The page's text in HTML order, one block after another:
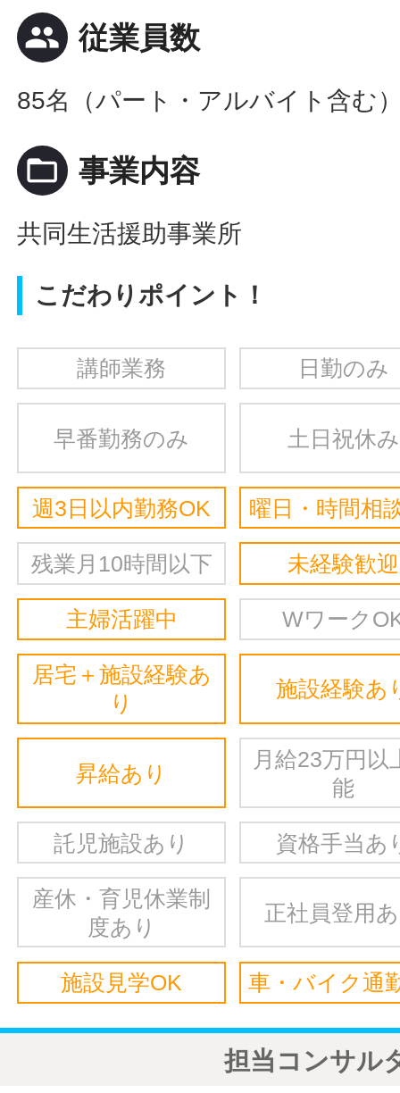
people 従業員数
85名（パート・アルバイト含む
folder_open 事業内容
共同生活援助事業所
こだわりポイント！
講師業務 日勤のみ
早番勤務のみ 土日祝休み
週3日以内勤務OK 曜日・時間相
残業月10時間以下 未経験歓迎
主婦活躍中 Wワーク
居宅＋施設経験あ
り
施設経験あ
昇給あり
月給23万円以
能
託児施設あり 資格手当あ
産休・育児休業制
度あり
正社員登用
施設見学OK 車・バイク通
担当コンサル